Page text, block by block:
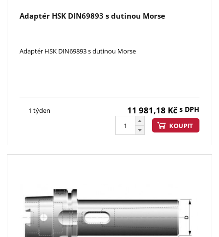
Adaptér HSK DIN69893 s dutinou Morse
Adaptér HSK DIN69893 s dutinou Morse
1 týden 11 981,18 Kč s DPH
KOUPIT